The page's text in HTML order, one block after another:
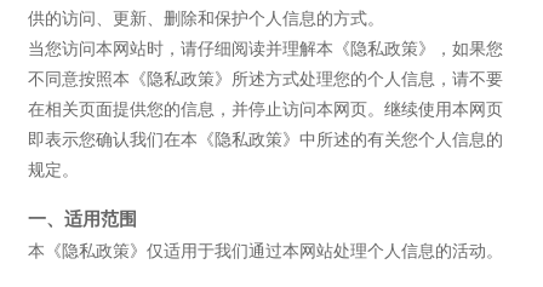
WANCE
供的访问、更新、删除和保护个人信息的方式。
当您访问本网站时，请仔细阅读并理解本《隐私政策》，如果您
不同意按照本《隐私政策》所述方式处理您的个人信息，请不要
在相关页面提供您的信息，并停止访问本网页。继续使用本网页
即表示您确认我们在本《隐私政策》中所述的有关您个人信息的
规定。
一、适用范围
本《隐私政策》仅适用于我们通过本网站处理个人信息的活动。